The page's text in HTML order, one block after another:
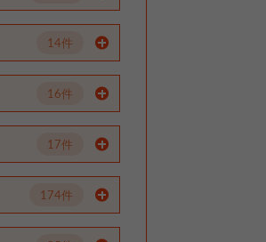
14件
16件
17件
174件